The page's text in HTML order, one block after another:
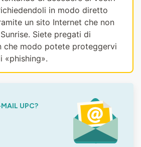
in modo diretto
un sito Internet che non
Siete pregati di
che modo potete proteggervi
«phishing».
UPC?